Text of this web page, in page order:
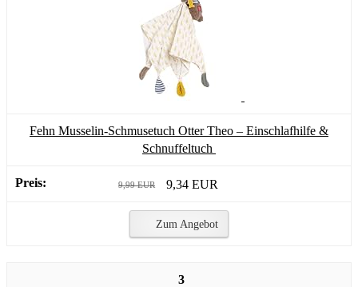
Fehn Musselin-Schmusetuch Otter Theo – Einschlafhilfe &
Schnuffeltuch
9,99 EUR 9,34 EUR
Zum Angebot
3